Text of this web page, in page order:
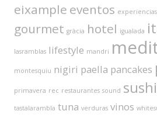
eixample eventos experiencias
gourmet gràcia hotel igualada
lasramblas lifestyle mandri
montesquiu nigiri paella pancakes
primavera rec restaurantes sound sushi
tastalarambla tuna verduras vinos